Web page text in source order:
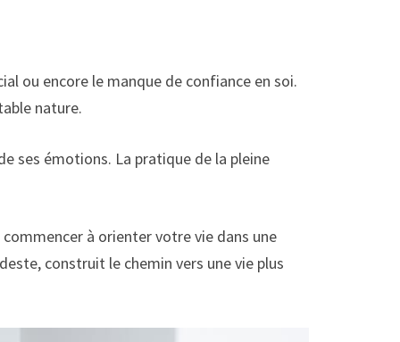
ou encore le manque de confiance en soi.
nature.
ses émotions. La pratique de la pleine
à orienter votre vie dans une
construit le chemin vers une vie plus